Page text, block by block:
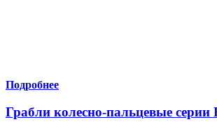
Подробнее
Грабли колесно-пальцевые серии